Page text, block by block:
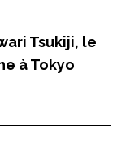
Tsukiji, le
à Tokyo